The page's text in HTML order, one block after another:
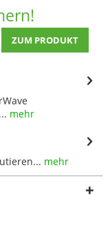
ZUM PRODUKT
mehr
mehr